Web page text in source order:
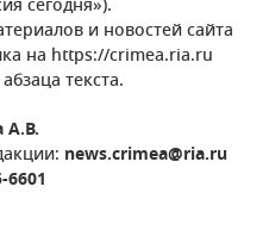
сегодня»).
и новостей сайта
на https://crimea.ria.ru
текста.
А.В.
news.crimea@ria.ru
6601